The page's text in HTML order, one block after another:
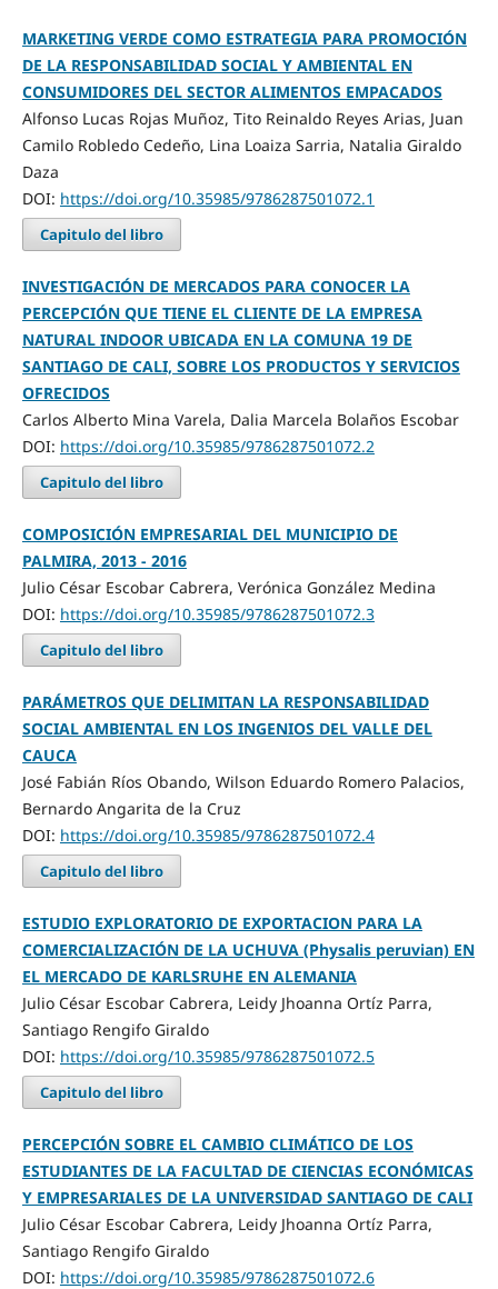
MARKETING VERDE COMO ESTRATEGIA PARA PROMOCIÓN
DE LA RESPONSABILIDAD SOCIAL Y AMBIENTAL EN
CONSUMIDORES DEL SECTOR ALIMENTOS EMPACADOS
Alfonso Lucas Rojas Muñoz, Tito Reinaldo Reyes Arias, Juan
Camilo Robledo Cedeño, Lina Loaiza Sarria, Natalia Giraldo
Daza
DOI: https://doi.org/10.35985/9786287501072.1
Capitulo del libro
INVESTIGACIÓN DE MERCADOS PARA CONOCER LA
PERCEPCIÓN QUE TIENE EL CLIENTE DE LA EMPRESA
NATURAL INDOOR UBICADA EN LA COMUNA 19 DE
SANTIAGO DE CALI, SOBRE LOS PRODUCTOS Y SERVICIOS
OFRECIDOS
Carlos Alberto Mina Varela, Dalia Marcela Bolaños Escobar
DOI: https://doi.org/10.35985/9786287501072.2
Capitulo del libro
COMPOSICIÓN EMPRESARIAL DEL MUNICIPIO DE
PALMIRA, 2013 - 2016
Julio César Escobar Cabrera, Verónica González Medina
DOI: https://doi.org/10.35985/9786287501072.3
Capitulo del libro
PARÁMETROS QUE DELIMITAN LA RESPONSABILIDAD
SOCIAL AMBIENTAL EN LOS INGENIOS DEL VALLE DEL
CAUCA
José Fabián Ríos Obando, Wilson Eduardo Romero Palacios,
Bernardo Angarita de la Cruz
DOI: https://doi.org/10.35985/9786287501072.4
Capitulo del libro
ESTUDIO EXPLORATORIO DE EXPORTACION PARA LA
COMERCIALIZACIÓN DE LA UCHUVA (Physalis peruvian) EN
EL MERCADO DE KARLSRUHE EN ALEMANIA
Julio César Escobar Cabrera, Leidy Jhoanna Ortíz Parra,
Santiago Rengifo Giraldo
DOI: https://doi.org/10.35985/9786287501072.5
Capitulo del libro
PERCEPCIÓN SOBRE EL CAMBIO CLIMÁTICO DE LOS
ESTUDIANTES DE LA FACULTAD DE CIENCIAS ECONÓMICAS
Y EMPRESARIALES DE LA UNIVERSIDAD SANTIAGO DE CALI
Julio César Escobar Cabrera, Leidy Jhoanna Ortíz Parra,
Santiago Rengifo Giraldo
DOI: https://doi.org/10.35985/9786287501072.6